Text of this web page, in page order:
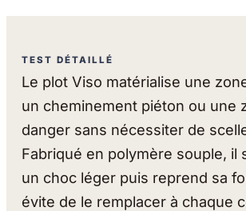
TEST DÉTAILLÉ
Le plot Viso matérialise une
un cheminement piéton ou une
danger sans nécessiter de
Fabriqué en polymère souple, il
un choc léger puis reprend sa
évite de le remplacer à chaque